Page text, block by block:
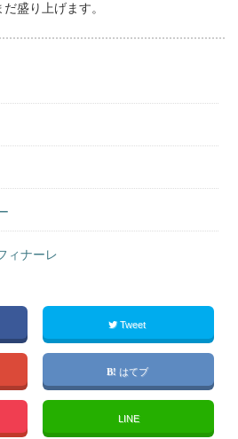
盛り上げます。
ィナーレ
Tweet
はてブ
LINE